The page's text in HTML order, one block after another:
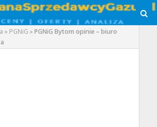
» PGNiG »PGNiG Bytom opinie – biuro